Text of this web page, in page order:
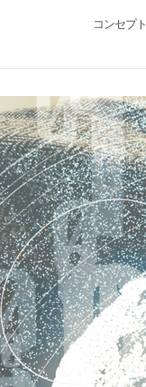
コンセプト